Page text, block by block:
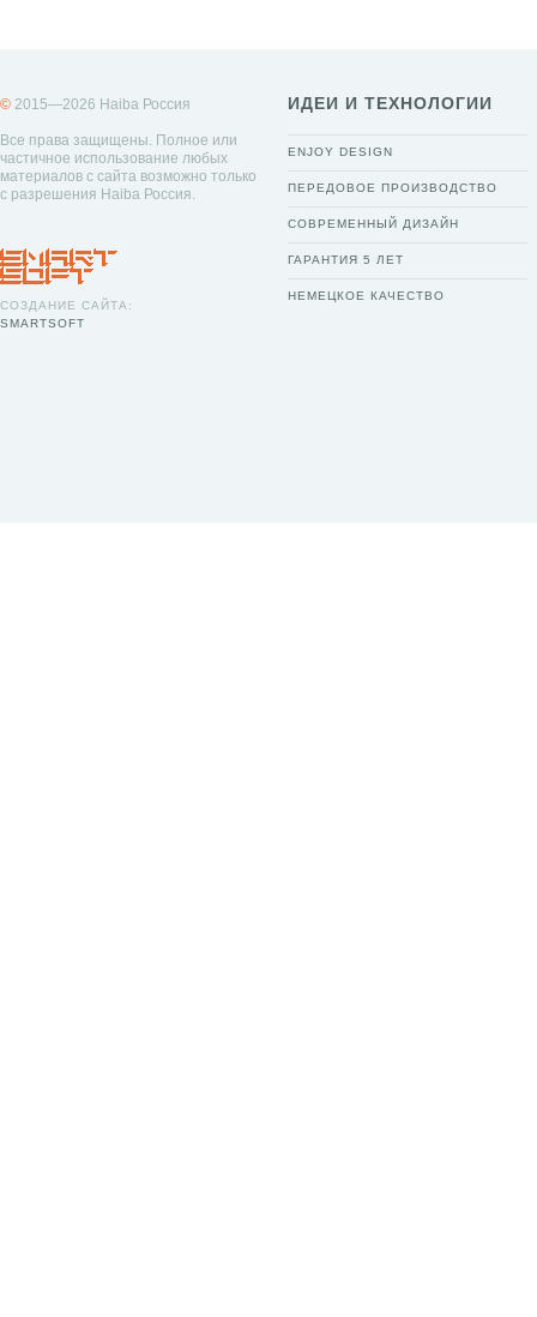
© 2015—2026 Haiba Россия
Все права защищены. Полное или
частичное использование любых
материалов с сайта возможно только
с разрешения Haiba Россия.
СОЗДАНИЕ САЙТА:
SMARTSOFT
ИДЕИ И ТЕХНОЛОГИИ
ENJOY DESIGN
ПЕРЕДОВОЕ ПРОИЗВОДСТВО
СОВРЕМЕННЫЙ ДИЗАЙН
ГАРАНТИЯ 5 ЛЕТ
НЕМЕЦКОЕ КАЧЕСТВО